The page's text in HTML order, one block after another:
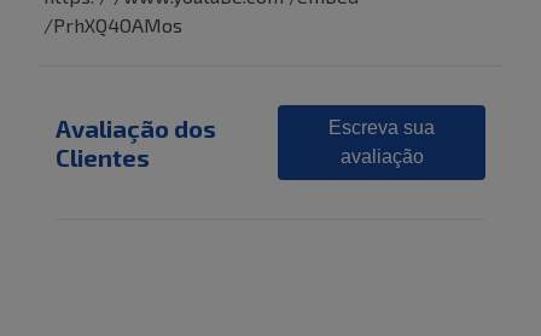
/PrhXQ4OAMos
Avaliação dos
Clientes
Escreva sua
avaliação